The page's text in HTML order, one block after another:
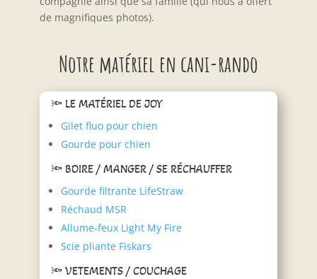
de magnifiques photos).
Notre matériel en cani-rando
🔦 LE MATÉRIEL DE JOY
Gilet fluo pour chien
Gourde pour chien
🔦 BOIRE / MANGER / SE RÉCHAUFFER
Gourde filtrante LifeStraw
Réchaud MSR
Allume-feux Light My Fire
Scie pliante Fiskars
🔦 VETEMENTS / COUCHAGE